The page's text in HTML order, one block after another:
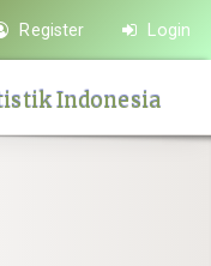
Register Login
Indonesia